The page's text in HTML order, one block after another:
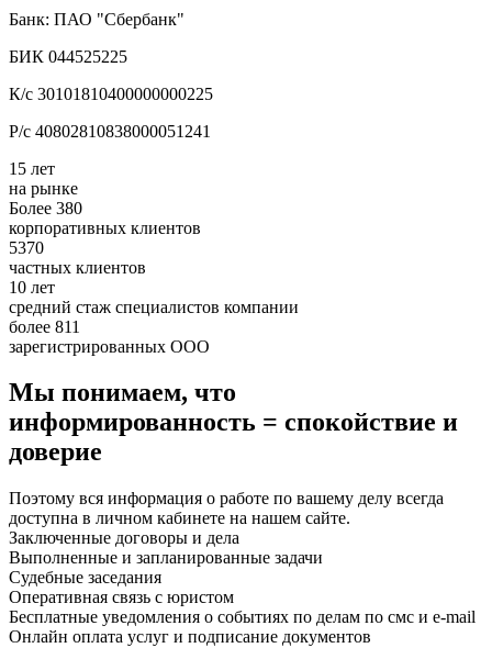
Банк: ПАО "Сбербанк"
БИК 044525225
К/с 30101810400000000225
Р/с 40802810838000051241
15 лет
на рынке
Более 380
корпоративных клиентов
5370
частных клиентов
10 лет
средний стаж специалистов компании
более 811
зарегистрированных ООО
Мы понимаем, что
информированность = спокойствие и
доверие
Поэтому вся информация о работе по вашему делу всегда
доступна в личном кабинете на нашем сайте.
Заключенные договоры и дела
Выполненные и запланированные задачи
Судебные заседания
Оперативная связь с юристом
Бесплатные уведомления о событиях по делам по смс и e-mail
Онлайн оплата услуг и подписание документов